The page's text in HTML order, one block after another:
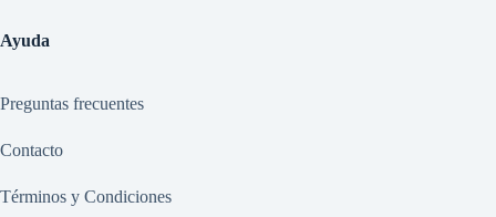
Ayuda
Preguntas frecuentes
Contacto
Términos y Condiciones